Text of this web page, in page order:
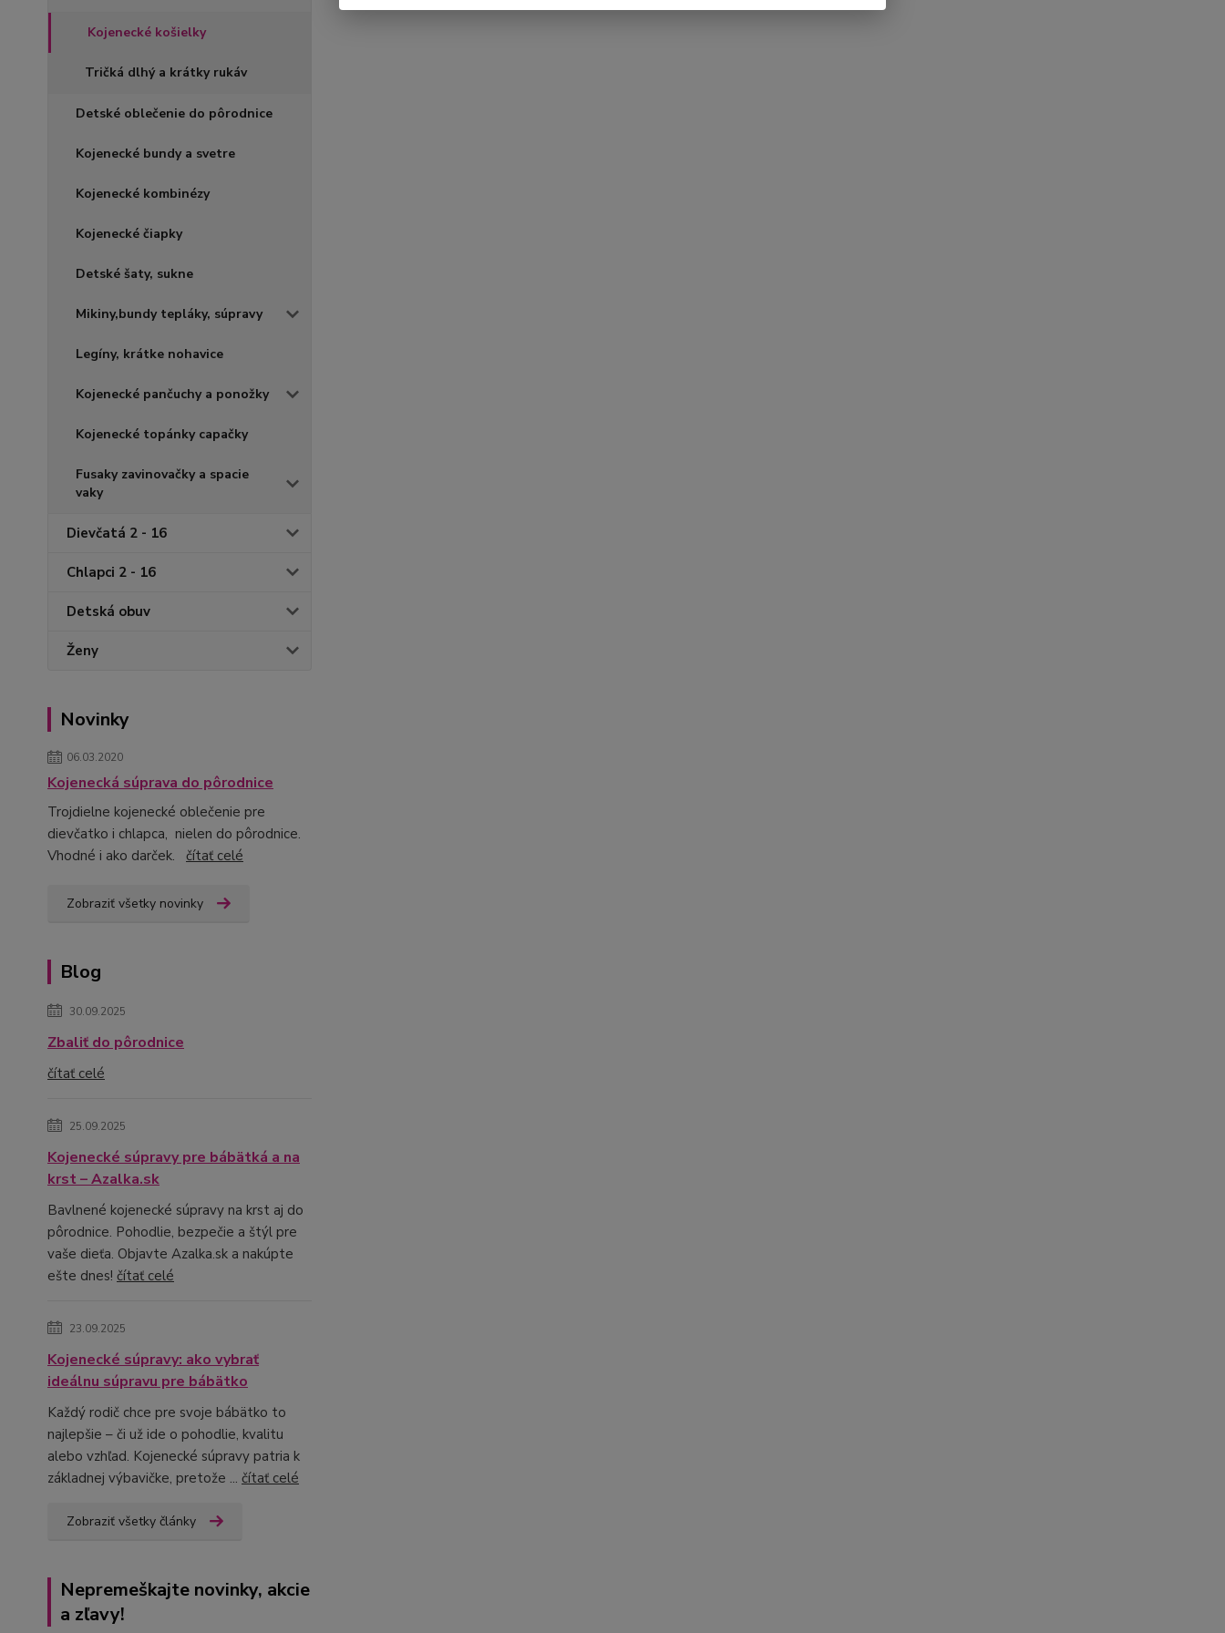
Kojenecké košielky
Tričká dlhý a krátky rukáv
Detské oblečenie do pôrodnice
Kojenecké bundy a svetre
Kojenecké kombinézy
Kojenecké čiapky
Detské šaty, sukne
Mikiny,bundy tepláky, súpravy
Legíny, krátke nohavice
Kojenecké pančuchy a ponožky
Kojenecké topánky capačky
Fusaky zavinovačky a spacie
vaky
Dievčatá 2 - 16
Chlapci 2 - 16
Detská obuv
Ženy
Novinky
06.03.2020
Kojenecká súprava do pôrodnice
Trojdielne kojenecké oblečenie pre
dievčatko i chlapca, nielen do pôrodnice.
Vhodné i ako darček. čítať celé
Zobraziť všetky novinky
Blog
30.09.2025
Zbaliť do pôrodnice
čítať celé
25.09.2025
Kojenecké súpravy pre bábätká a na
krst – Azalka.sk
Bavlnené kojenecké súpravy na krst aj do
pôrodnice. Pohodlie, bezpečie a štýl pre
vaše dieťa. Objavte Azalka.sk a nakúpte
ešte dnes! čítať celé
23.09.2025
Kojenecké súpravy: ako vybrať
ideálnu súpravu pre bábätko
Každý rodič chce pre svoje bábätko to
najlepšie – či už ide o pohodlie, kvalitu
alebo vzhľad. Kojenecké súpravy patria k
základnej výbavičke, pretože ... čítať celé
Zobraziť všetky články
Nepremeškajte novinky, akcie
a zľavy!